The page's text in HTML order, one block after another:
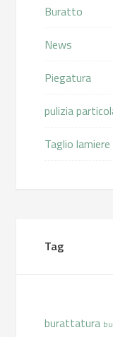
Buratto
News
Piegatura
pulizia
Taglio lamiere
Tag
burattatura